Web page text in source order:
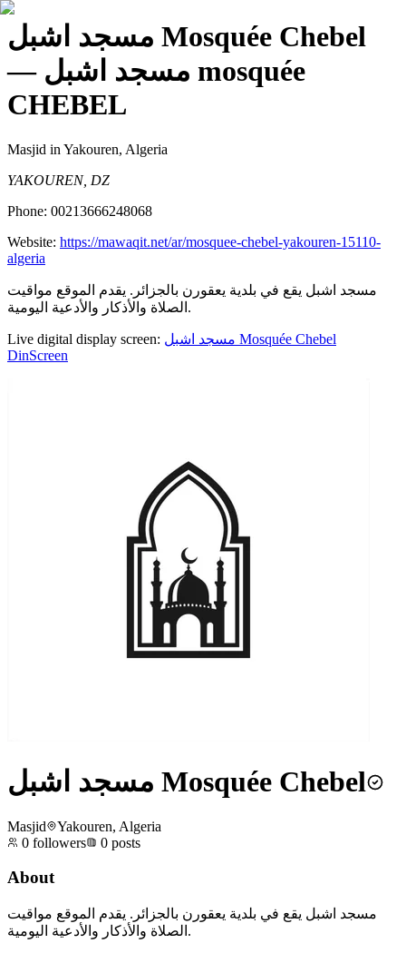
مسجد اشبل Mosquée Chebel
— مسجد اشبل mosquée
CHEBEL
Masjid in Yakouren, Algeria
YAKOUREN, DZ
Phone: 00213666248068
Website: https://mawaqit.net/ar/mosquee-chebel-yakouren-15110-
algeria
مسجد اشبل يقع في بلدية يعقورن بالجزائر. يقدم الموقع مواقيت
الصلاة والأذكار والأدعية اليومية.
Live digital display screen:
مسجد اشبل Mosquée Chebel
DinScreen
مسجد اشبل Mosquée Chebel
Masjid
Yakouren, Algeria
0 followers 0 posts
About
مسجد اشبل يقع في بلدية يعقورن بالجزائر. يقدم الموقع مواقيت
الصلاة والأذكار والأدعية اليومية.